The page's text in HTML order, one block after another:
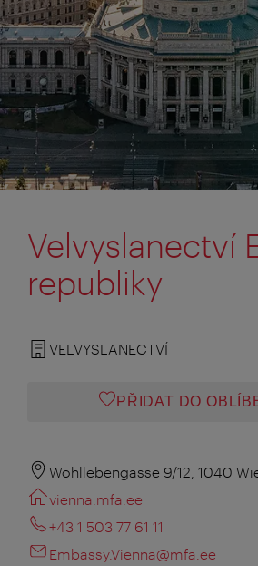
Velvyslanectví
republiky
VELVYSLANECTVÍ
PŘIDAT DO
Wohllebengasse 9/12, 1040
vienna.mfa.ee
+43 1 503 77 61 11
Embassy.Vienna@mfa.ee